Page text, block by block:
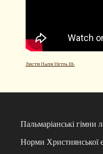
Листи Папи Петра III
Пальмаріанські
Норми Християнської